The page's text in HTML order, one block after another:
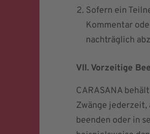
Sofern ein
Kommentar
nachträglich
VII. Vorzeitige
CARASANA
Zwänge
beenden oder in